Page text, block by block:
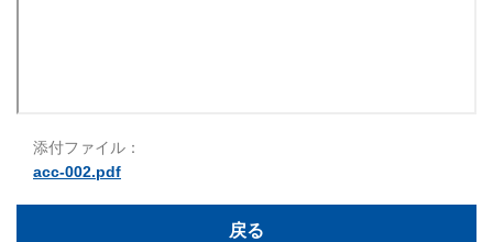
添付ファイル：
acc-002.pdf
戻る